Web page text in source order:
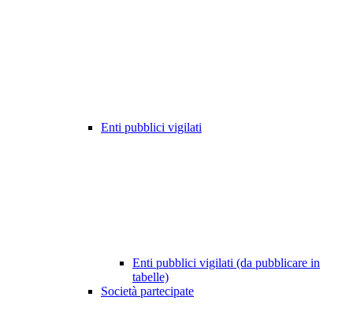
Enti pubblici vigilati
Enti pubblici vigilati (da pubblicare in
tabelle)
Società partecipate